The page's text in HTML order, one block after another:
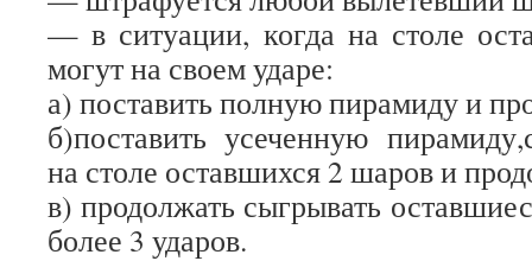
— в ситуации, когда на столе
могут на своем ударе:
а) поставить полную пирамиду и
б)поставить усеченную
на столе оставшихся 2 шаров и
в) продолжать сыгрывать
более 3 ударов.